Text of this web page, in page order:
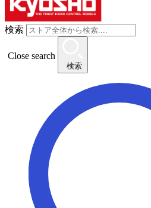
検索
Close search
検索